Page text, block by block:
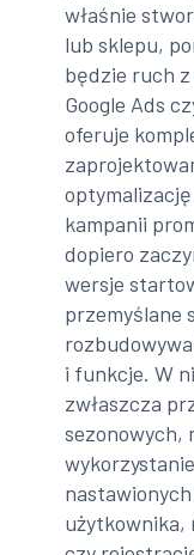
właśnie
lub sklepu,
będzie ruch
Google Ads
oferuje
kampanii
dopiero
wersje
przemyślane
i funkcje. W
zwłaszcza
sezonowych,
użytkownika,